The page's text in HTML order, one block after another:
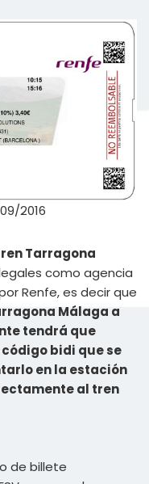
2016
Tarragona
como agencia
Renfe, es decir que
Málaga a
tendrá que
bidi que se
en la estación
al tren
de billete